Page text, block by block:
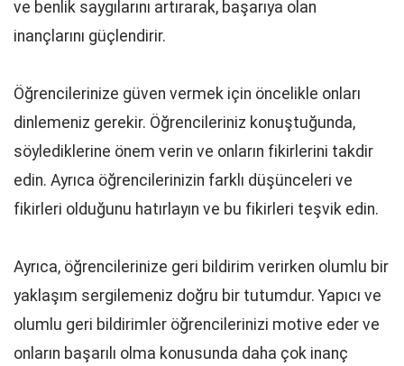
ve benlik saygılarını artırarak, başarıya olan
inançlarını güçlendirir.
Öğrencilerinize güven vermek için öncelikle onları
dinlemeniz gerekir. Öğrencileriniz konuştuğunda,
söylediklerine önem verin ve onların fikirlerini takdir
edin. Ayrıca öğrencilerinizin farklı düşünceleri ve
fikirleri olduğunu hatırlayın ve bu fikirleri teşvik edin.
Ayrıca, öğrencilerinize geri bildirim verirken olumlu bir
yaklaşım sergilemeniz doğru bir tutumdur. Yapıcı ve
olumlu geri bildirimler öğrencilerinizi motive eder ve
onların başarılı olma konusunda daha çok inanç